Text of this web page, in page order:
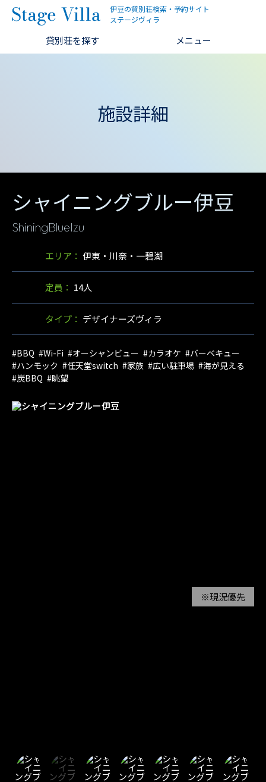
伊豆の貸別荘検索・予約サイト
ステージヴィラ
貸別荘を探す メニュー
施設詳細
シャイニングブルー伊豆
ShiningBlueIzu
エリア： 伊東・川奈・一碧湖
定員： 14人
タイプ： デザイナーズヴィラ
#BBQ #Wi-Fi #オーシャンビュー #カラオケ #バーベキュー
#ハンモック #任天堂switch #家族 #広い駐車場 #海が見える
#炭BBQ #眺望
※現況優先